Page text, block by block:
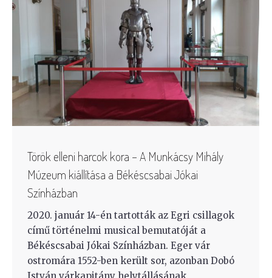
Török elleni harcok kora – A Munkácsy Mihály
Múzeum kiállítása a Békéscsabai Jókai
Színházban
2020. január 14-én tartották az Egri csillagok
című történelmi musical bemutatóját a
Békéscsabai Jókai Színházban. Eger vár
ostromára 1552-ben került sor, azonban Dobó